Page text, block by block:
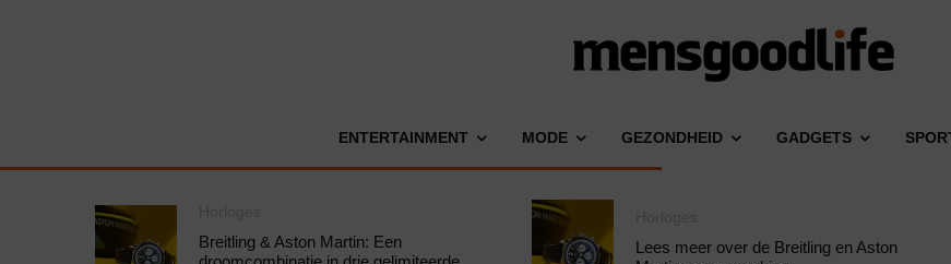
ENTERTAINMENT MODE GEZONDHEID GADGETS
Breitling & Aston Martin: Een
Lees meer over de Breitling en Aston